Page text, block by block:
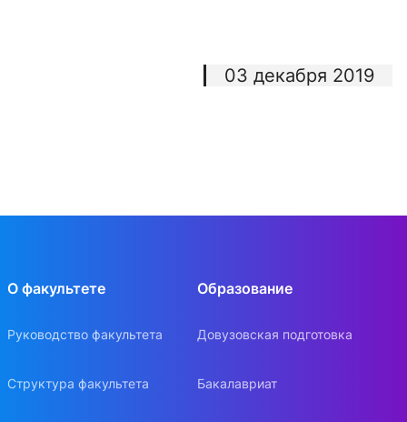
03 декабря 2019
О факультете
Руководство факультета
Структура факультета
Образование
Довузовская подготовка
Бакалавриат